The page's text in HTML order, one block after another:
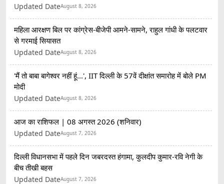
Updated DateAugust 8, 2026
महिला आरक्षण बिल पर कांग्रेस-बीजेपी आमने-सामने, राहुल गांधी के पलटवार
से गरमाई सियासत
Updated DateAugust 8, 2026
'मैं तो बाबा बागेश्वर नहीं हूं...', IIT दिल्ली के 57वें दीक्षांत समारोह में बोले PM
मोदी
Updated DateAugust 8, 2026
आज का राशिफल | 08 अगस्त 2026 (शनिवार)
Updated DateAugust 7, 2026
दिल्ली विधानसभा में पहले दिन जबरदस्त हंगामा, कुलदीप कुमार-रवि नेगी के
बीच तीखी बहस
Updated DateAugust 7, 2026